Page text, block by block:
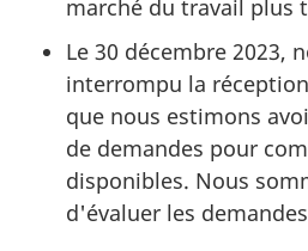
marché du travail plus
Le 30 décembre 2023,
interrompu la
que nous estimons
de demandes pour
disponibles. Nous
d'évaluer les